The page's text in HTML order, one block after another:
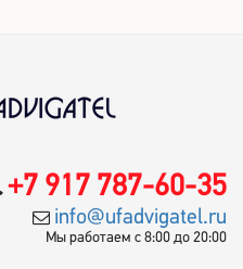
+7 917 787-60-35
info@ufadvigatel.ru
Мы работаем с 8:00 до 20:00